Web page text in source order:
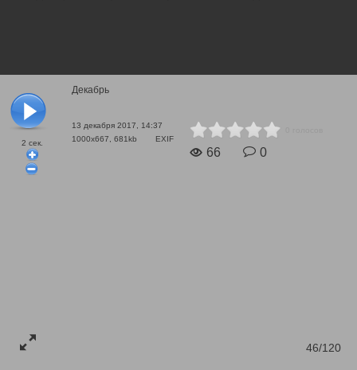
2 сек.
Декабрь
13 декабря 2017, 14:37
1000x667, 681kb
EXIF
66 0
46/120